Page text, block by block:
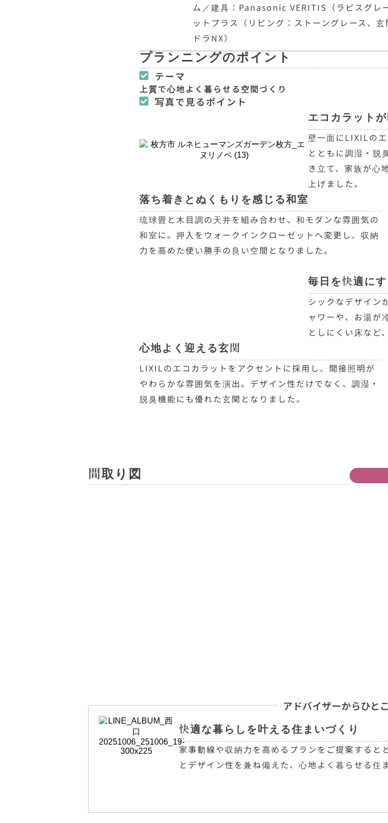
ム／建具：Panasonic VERITIS（ラピスグレ
ットプラス（リビング：ストーングレース、
ドラNX）
プランニングのポイント
テーマ
上質で心地よく暮らせる空間づくり
写真で見るポイント
エコカラット
壁一面にLIXILの
とともに調湿・脱
き立て、家族が心
上げました。
落ち着きとぬくもりを感じる和室
琉球畳と木目調の天井を組み合わせ、和モダンな雰囲気の
和室に。押入をウォークインクローゼットへ変更し、収納
力を高めた使い勝手の良い空間となりました。
毎日を快適に
シックなデザイン
ャワーや、お湯が
としにくい床など
心地よく迎える玄関
LIXILのエコカラットをアクセントに採用し、間接照明が
やわらかな雰囲気を演出。デザイン性だけでなく、調湿・
脱臭機能にも優れた玄関となりました。
間取り図
アドバイザーからひと
快適な暮らしを叶える住まいづくり
家事動線や収納力を高めるプランをご提案する
とデザイン性を兼ね備えた、心地よく暮らせる住